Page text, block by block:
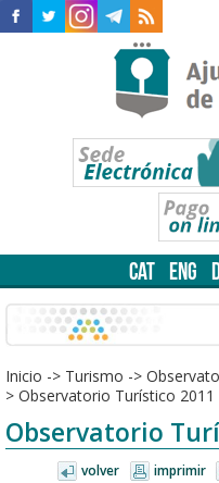
CAT ENG
Inicio -> Turismo ->
> Observatorio Turístico 2011
Observatorio
volver imprimir